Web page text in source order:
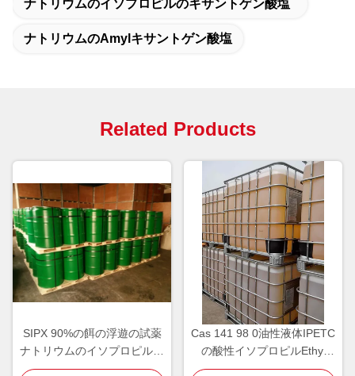
ナトリウムのイソプロピルのキサントゲン酸塩
ナトリウムのamylキサントゲン酸塩
Related Products
SIPX 90%の餌の浮遊の試薬
ナトリウムのイソプロピルの
キサントゲン酸塩
Cas 141 98 0油性液体IPETC
の酸性イソプロピルEthyl
Thionocarbamate